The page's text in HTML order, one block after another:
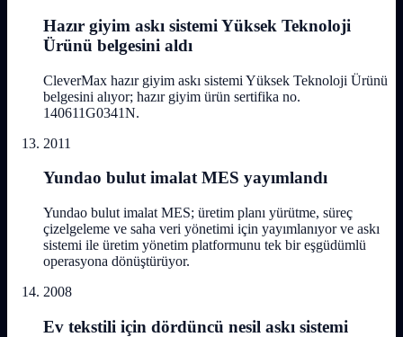
Hazır giyim askı sistemi Yüksek Teknoloji
Ürünü belgesini aldı
CleverMax hazır giyim askı sistemi Yüksek Teknoloji Ürünü
belgesini alıyor; hazır giyim ürün sertifika no.
140611G0341N.
2011
Yundao bulut imalat MES yayımlandı
Yundao bulut imalat MES; üretim planı yürütme, süreç
çizelgeleme ve saha veri yönetimi için yayımlanıyor ve askı
sistemi ile üretim yönetim platformunu tek bir eşgüdümlü
operasyona dönüştürüyor.
2008
Ev tekstili için dördüncü nesil askı sistemi